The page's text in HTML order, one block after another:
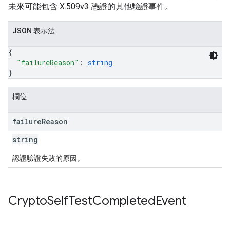
未來可能包含 X.509v3 憑證的其他驗證事件。
JSON 表示法
{
"failureReason" : string
}
欄位
failureReason
string
認證驗證失敗的原因。
CryptoSelfTestCompletedEvent